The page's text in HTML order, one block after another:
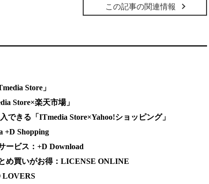
この記事の関連情報
Store」
Store×楽天市場」
できる「ITmedia Store×Yahoo!ショッピング」
+D Shopping
ービス：+D Download
め買いがお得：LICENSE ONLINE
LOVERS